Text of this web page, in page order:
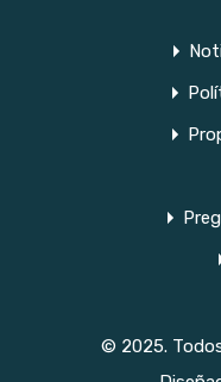
© 2025.